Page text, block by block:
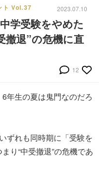
ト Vol.37 2023.07.10
学受験をやめた
撤退”の危機に直
12
年生の夏は鬼門なのだろ
ずれも同時期に「受験を
り“中受撤退”の危機であ